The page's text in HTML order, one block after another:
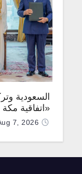
السعودية
«اتفاقية
7, 2026